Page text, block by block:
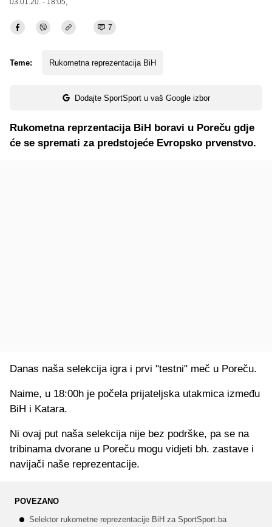
03.01.20. - 18:05,
7
Teme: Rukometna reprezentacija BiH
Dodajte SportSport u vaš Google izbor
Rukometna reprzentacija BiH boravi u Poreču gdje
će se spremati za predstojeće Evropsko prvenstvo.
Danas naša selekcija igra i prvi "testni" meč u Poreču.
Naime, u 18:00h je počela prijateljska utakmica između
BiH i Katara.
Ni ovaj put naša selekcija nije bez podrške, pa se na
tribinama dvorane u Poreču mogu vidjeti bh. zastave i
navijači naše reprezentacije.
POVEZANO
Selektor rukometne reprezentacije BiH za SportSport.ba